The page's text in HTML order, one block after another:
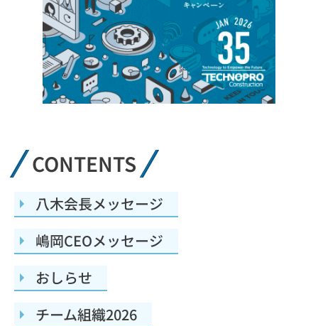
CONTENTS
八木会長メッセージ
嶋岡CEOメッセージ
おしらせ
チーム組織2026